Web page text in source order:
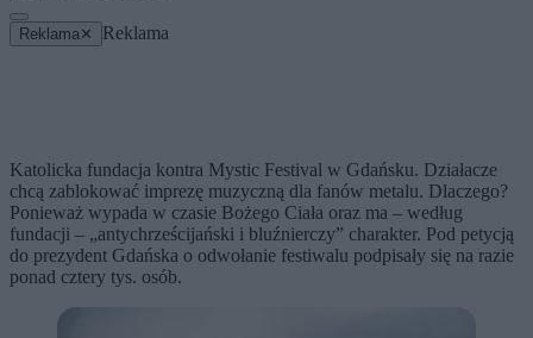
Reklama ✕ Reklama
Katolicka fundacja kontra Mystic Festival w Gdańsku. Działacze
chcą zablokować imprezę muzyczną dla fanów metalu. Dlaczego?
Ponieważ wypada w czasie Bożego Ciała oraz ma – według
fundacji – „antychrześcijański i bluźnierczy” charakter. Pod petycją
do prezydent Gdańska o odwołanie festiwalu podpisały się na razie
ponad cztery tys. osób.